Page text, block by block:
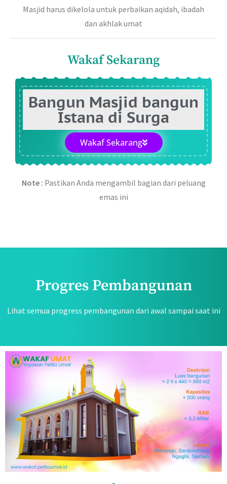
Masjid harus dikelola untuk perbaikan aqidah, ibadah
dan akhlak umat
Wakaf Sekarang
Bangun Masjid bangun
Istana di Surga
Wakaf Sekarang
Note : Pastikan Anda mengambil bagian dari peluang
emas ini
Progres Pembangunan
Lihat semua progress pembangunan dari awal sampai saat ini